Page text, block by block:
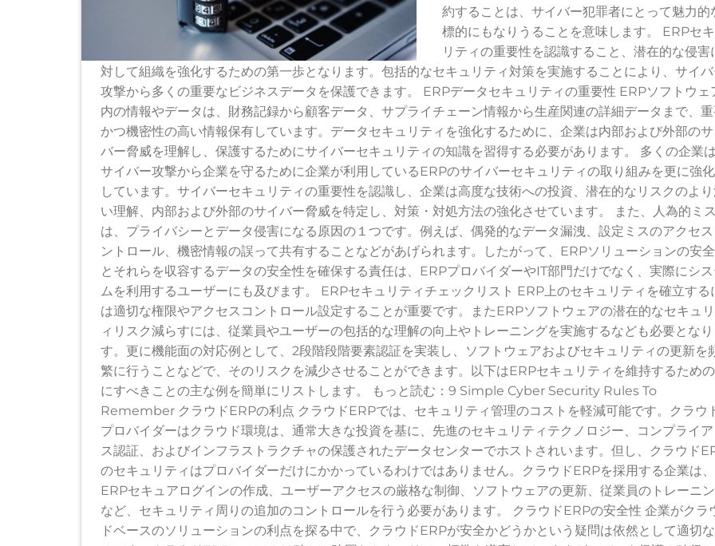
約することは、サイバー犯罪者にとって魅力的
標的にもなりうることを意味します。 ERPセキ
リティの重要性を認識すること、潜在的な侵害
対して組織を強化するための第一歩となります。包括的なセキュリティ対策を実施することにより、サイ
攻撃から多くの重要なビジネスデータを保護できます。 ERPデータセキュリティの重要性 ERPソフトウェ
内の情報やデータは、財務記録から顧客データ、サプライチェーン情報から生産関連の詳細データまで、
かつ機密性の高い情報保有しています。データセキュリティを強化するために、企業は内部および外部のサ
バー脅威を理解し、保護するためにサイバーセキュリティの知識を習得する必要があります。 多くの企業は
サイバー攻撃から企業を守るために企業が利用しているERPのサイバーセキュリティの取り組みを更に強
しています。サイバーセキュリティの重要性を認識し、企業は高度な技術への投資、潜在的なリスクのよ
い理解、内部および外部のサイバー脅威を特定し、対策・対処方法の強化させています。 また、人為的ミス
は、プライバシーとデータ侵害になる原因の１つです。例えば、偶発的なデータ漏洩、設定ミスのアクセス
ントロール、機密情報の誤って共有することなどがあげられます。したがって、ERPソリューションの安
とそれらを収容するデータの安全性を確保する責任は、ERPプロバイダーやIT部門だけでなく、実際にシ
ムを利用するユーザーにも及びます。 ERPセキュリティチェックリスト ERP上のセキュリティを確立する
は適切な権限やアクセスコントロール設定することが重要です。またERPソフトウェアの潜在的なセキュ
ィリスク減らすには、従業員やユーザーの包括的な理解の向上やトレーニングを実施するなども必要となり
す。更に機能面の対応例として、2段階段階要素認証を実装し、ソフトウェアおよびセキュリティの更新を
繁に行うことなどで、そのリスクを減少させることができます。以下はERPセキュリティを維持するため
にすべきことの主な例を簡単にリストします。 もっと読む：9 Simple Cyber Security Rules To
Remember クラウドERPの利点 クラウドERPでは、セキュリティ管理のコストを軽減可能です。クラウ
プロバイダーはクラウド環境は、通常大きな投資を基に、先進のセキュリティテクノロジー、コンプライ
ス認証、およびインフラストラクチャの保護されたデータセンターでホストされいます。但し、クラウド
のセキュリティはプロバイダーだけにかかっているわけではありません。クラウドERPを採用する企業は、
ERPセキュアログインの作成、ユーザーアクセスの厳格な制御、ソフトウェアの更新、従業員のトレーニ
など、セキュリティ周りの追加のコントロールを行う必要があります。 クラウドERPの安全性 企業がクラ
ドベースのソリューションの利点を探る中で、クラウドERPが安全かどうかという疑問は依然として適切